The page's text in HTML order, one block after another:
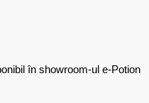
în showroom-ul e-Potion